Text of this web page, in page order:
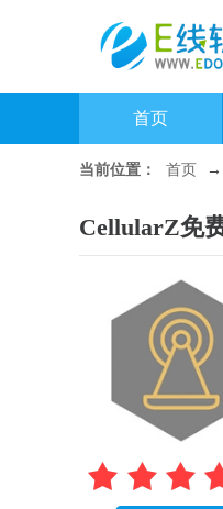
首页
当前位置： 首页 →
CellularZ免